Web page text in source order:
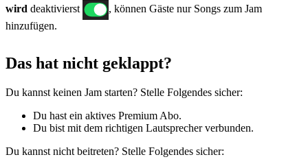
wird deaktivierst
, können Gäste nur Songs zum Jam
hinzufügen.
Das hat nicht geklappt?
Du ​​kannst keinen Jam starten? Stelle Folgendes sicher:
Du hast ein aktives Premium Abo.
Du bist mit dem richtigen Lautsprecher verbunden.
Du kannst nicht beitreten? Stelle Folgendes sicher: